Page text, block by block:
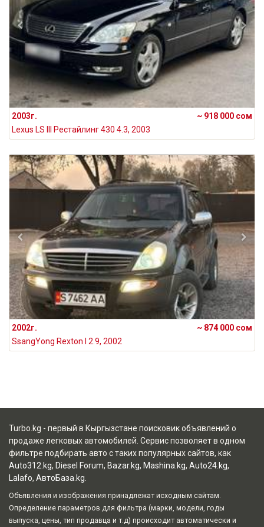
2003г.
~ 918 000 сом
Lexus LS III Рестайлинг 430 4.3, 2003
2002г.
~ 874 000 сом
SsangYong Rexton I 2.9, 2002
Turbo.kg - первый в Кыргызстане поисковик объявлений о
продаже легковых автомобилей. Сервис позволяет в одном
фильтре подбирать авто с таких популярных сайтов, как
Auto312.kg, Diesel Forum, Bazar.kg, Mashina.kg, Auto24.kg,
Lalafo, АвтоБаза.kg
Объявления и изображения принадлежат исходным сайтам.
Определение параметров для фильтра (марки, модели, годы
выпуска, цены, тип продавца и т.д) происходит автоматически и